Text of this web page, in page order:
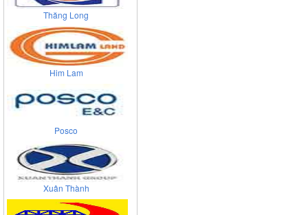
Thăng Long
Him Lam
Posco
Xuân Thành